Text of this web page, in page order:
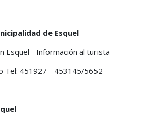
de Esquel
Esquel - Información al turista
Tel: 451927 - 453145/5652